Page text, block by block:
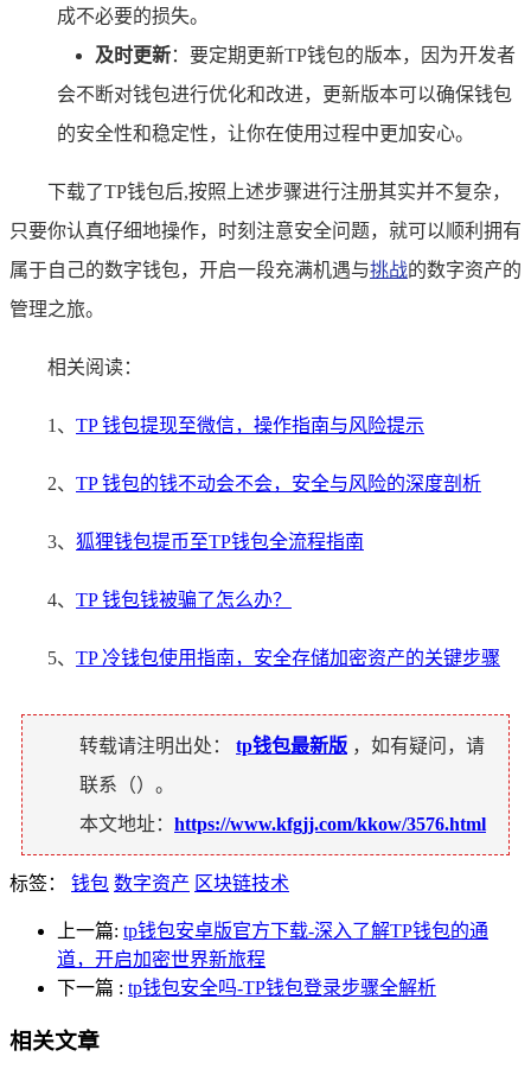
成不必要的损失。
及时更新：要定期更新TP钱包的版本，因为开发者
会不断对钱包进行优化和改进，更新版本可以确保钱包
的安全性和稳定性，让你在使用过程中更加安心。
下载了TP钱包后,按照上述步骤进行注册其实并不复杂，
只要你认真仔细地操作，时刻注意安全问题，就可以顺利拥有
属于自己的数字钱包，开启一段充满机遇与挑战的数字资产的
管理之旅。
相关阅读：
1、 TP 钱包提现至微信，操作指南与风险提示
2、 TP 钱包的钱不动会不会，安全与风险的深度剖析
3、 狐狸钱包提币至TP钱包全流程指南
4、 TP 钱包钱被骗了怎么办？
5、 TP 冷钱包使用指南，安全存储加密资产的关键步骤
转载请注明出处： tp钱包最新版 ，如有疑问，请
联系（）。
本文地址： https://www.kfgjj.com/kkow/3576.html
标签： 钱包 数字资产 区块链技术
上一篇: tp钱包安卓版官方下载-深入了解TP钱包的通
道，开启加密世界新旅程
下一篇 : tp钱包安全吗-TP钱包登录步骤全解析
相关文章